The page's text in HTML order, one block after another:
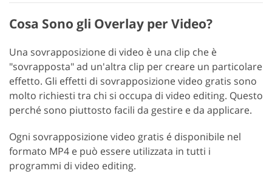
Cosa Sono gli Overlay per Video?
Una sovrapposizione di video è una clip che è
"sovrapposta" ad un'altra clip per creare un particolare
effetto. Gli effetti di sovrapposizione video gratis sono
molto richiesti tra chi si occupa di video editing. Questo
perché sono piuttosto facili da gestire e da applicare.
Ogni sovrapposizione video gratis é disponibile nel
formato MP4 e può essere utilizzata in tutti i
programmi di video editing.